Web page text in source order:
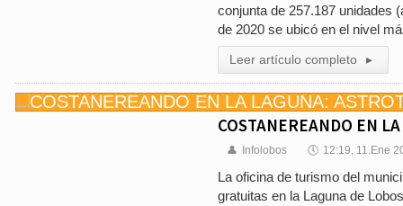
conjunta de 257.187 unidades
de 2020 se ubicó en el nivel
Leer artículo completo ▸
COSTANEREANDO EN
👤 Infolobos 🕔 12:19, 11.Ene
La oficina de turismo del
gratuitas en la Laguna de